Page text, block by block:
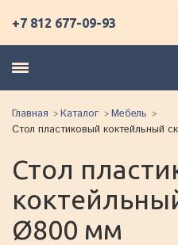
+7 812 677-09-93
Главная Каталог
Мебель
Стол пластиковый коктейльный
Стол
Ø800 мм